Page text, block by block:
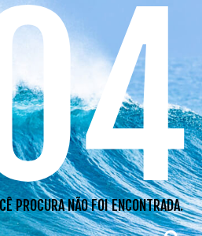
PROCURA NÃO FOI ENCONTRADA.